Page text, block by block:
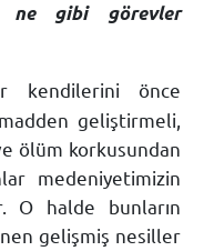
ne gibi görevler
kendilerini önce
geliştirmeli,
ölüm korkusundan
medeniyetimizin
O halde bunların
gelişmiş nesiller